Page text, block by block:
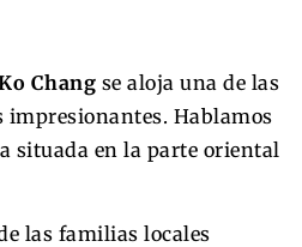
Chang se aloja una de las
impresionantes. Hablamos
situada en la parte oriental
las familias locales